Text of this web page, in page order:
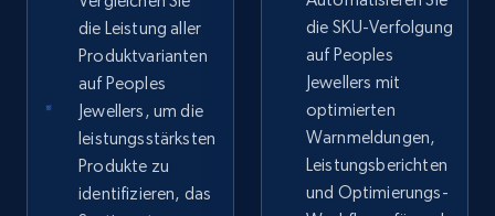
Title, Seller name, Brand, Description, Initial
price, Currency, Availability, Reviews count, and
die Leistung aller
Produktvarianten
auf Peoples
Jewellers, um die
leistungsstärksten
Produkte zu
identifizieren, das
die SKU-Verfolgung
auf Peoples
Jewellers mit
optimierten
Warnmeldungen,
Leistungsberichten
und Optimierungs-